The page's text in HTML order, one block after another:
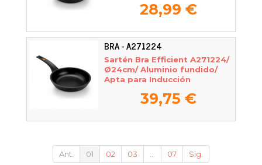
28,99 €
BRA - A271224
Sartén Bra Efficient A271224/
Ø24cm/ Aluminio fundido/
Apta para Inducción
39,75 €
Ant. 01 02 03 07 Sig.